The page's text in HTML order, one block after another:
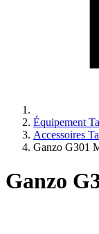
Équipement
Accessoires
Ganzo G301
Ganzo